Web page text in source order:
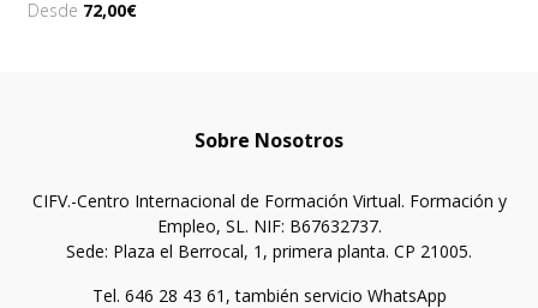
Desde 72,00€
Sobre Nosotros
CIFV.-Centro Internacional de Formación Virtual. Formación y
Empleo, SL. NIF: B67632737.
Sede: Plaza el Berrocal, 1, primera planta. CP 21005.
Tel. 646 28 43 61, también servicio WhatsApp